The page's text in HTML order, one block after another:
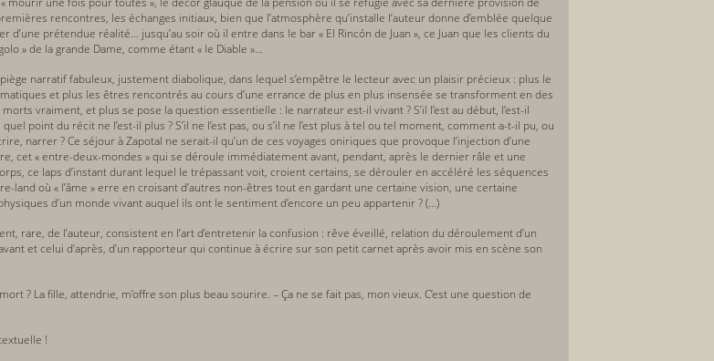
rencontres, les échanges initiaux, bien que l’atmosphère qu’installe l’auteur donne d’emblée quelque
d’une prétendue réalité… jusqu’au soir où il entre dans le bar « El Rincón de Juan », ce Juan que les clients du
» de la grande Dame, comme étant « le Diable »…
narratif fabuleux, justement diabolique, dans lequel s’empêtre le lecteur avec un plaisir précieux : plus le
et plus les êtres rencontrés au cours d’une errance de plus en plus insensée se transforment en des
vraiment, et plus se pose la question essentielle : le narrateur est-il vivant ? S’il l’est au début, l’est-il
point du récit ne l’est-il plus ? S’il ne l’est pas, ou s’il ne l’est plus à tel ou tel moment, comment a-t-il pu, ou
narrer ? Ce séjour à Zapotal ne serait-il qu’un de ces voyages oniriques que provoque l’injection d’une
cet « entre-deux-mondes » qui se déroule immédiatement avant, pendant, après le dernier râle et une
ce laps d’instant durant lequel le trépassant voit, croient certains, se dérouler en accéléré les séquences
land où « l’âme » erre en croisant d’autres non-êtres tout en gardant une certaine vision, une certaine
d’un monde vivant auquel ils ont le sentiment d’encore un peu appartenir ? (...)
rare, de l’auteur, consistent en l’art d’entretenir la confusion : rêve éveillé, relation du déroulement d’un
et celui d’après, d’un rapporteur qui continue à écrire sur son petit carnet après avoir mis en scène son
? La fille, attendrie, m’offre son plus beau sourire. – Ça ne se fait pas, mon vieux. C’est une question de
!